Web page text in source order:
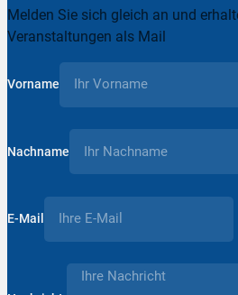
Melden Sie sich gleich an und
Veranstaltungen als Mail
Vorname
Nachname
E-Mail